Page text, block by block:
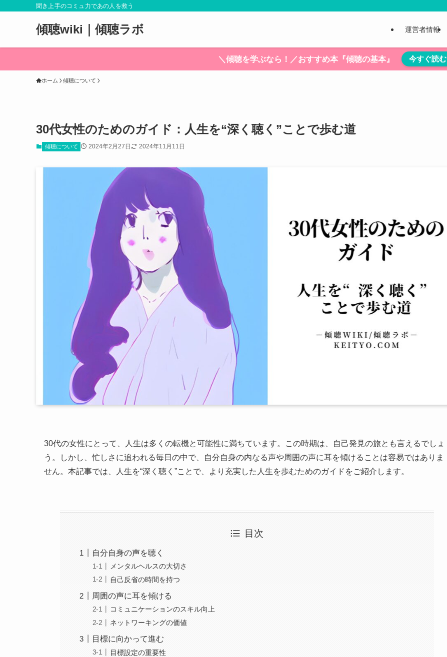
聞き上手のコミュ力であの人を救う
傾聴wiki｜傾聴ラボ 運営者情報
＼傾聴を学ぶなら！／おすすめ本『傾聴の基本』 今すぐ読む
ホーム 傾聴について
30代女性のためのガイド：人生を“深く聴く”ことで歩む道
傾聴について 2024年2月27日 2024年11月11日
30代の女性にとって、人生は多くの転機と可能性に満ちています。この時期は、自己発見の旅とも言えるでしょ
う。しかし、忙しさに追われる毎日の中で、自分自身の内なる声や周囲の声に耳を傾けることは容易ではありま
せん。本記事では、人生を“深く聴く”ことで、より充実した人生を歩むためのガイドをご紹介します。
目次
自分自身の声を聴く
メンタルヘルスの大切さ
自己反省の時間を持つ
周囲の声に耳を傾ける
コミュニケーションのスキル向上
ネットワーキングの価値
目標に向かって進む
目標設定の重要性